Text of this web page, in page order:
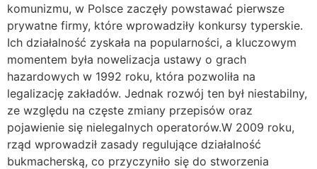
komunizmu, w Polsce zaczęły powstawać pierwsze
prywatne firmy, które wprowadziły konkursy typerskie.
Ich działalność zyskała na popularności, a kluczowym
momentem była nowelizacja ustawy o grach
hazardowych w 1992 roku, która pozwoliła na
legalizację zakładów. Jednak rozwój ten był niestabilny,
ze względu na częste zmiany przepisów oraz
pojawienie się nielegalnych operatorów.W 2009 roku,
rząd wprowadził zasady regulujące działalność
bukmacherską, co przyczyniło się do stworzenia